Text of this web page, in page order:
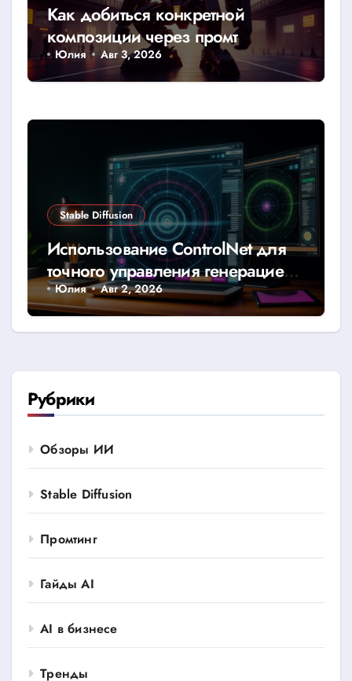
Как добиться конкретной
композиции через промт
Юлия Авг 3, 2026
Stable Diffusion
Использование ControlNet для
точного управления генерацией
изображений в Stable Diffusion
Юлия Авг 2, 2026
Рубрики
Обзоры ИИ
Stable Diffusion
Промтинг
Гайды AI
AI в бизнесе
Тренды